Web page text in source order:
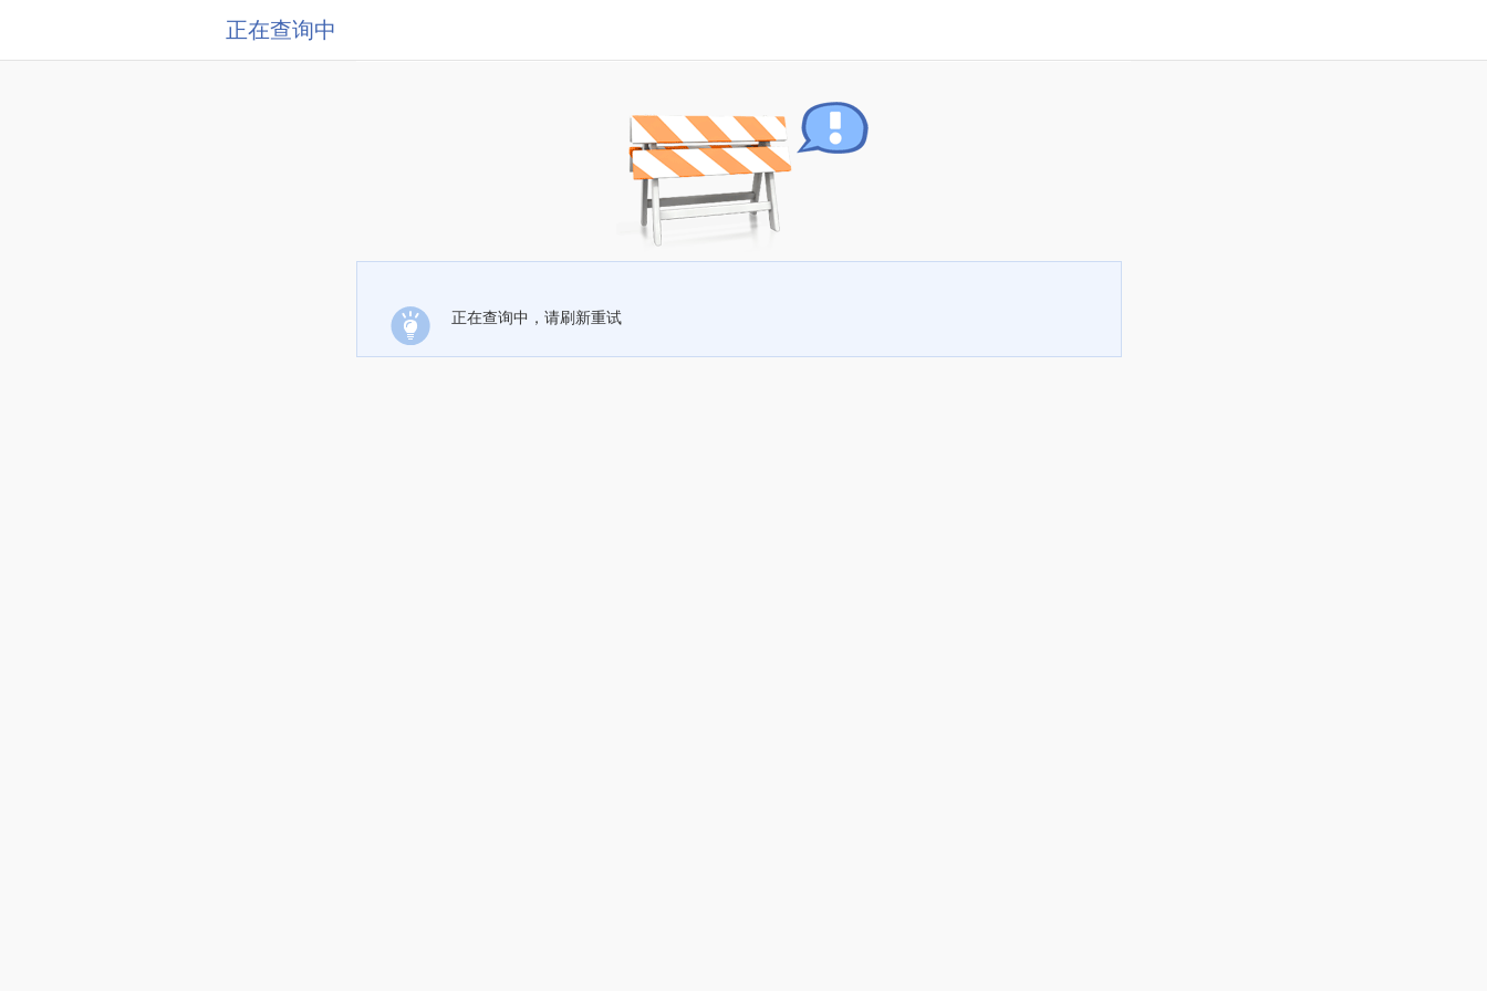
正在查询中
正在查询中，请刷新重试